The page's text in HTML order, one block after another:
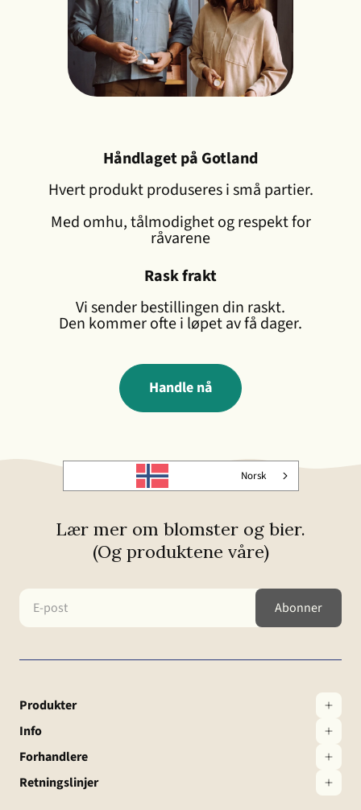
Håndlaget på Gotland
Hvert produkt produseres i små partier.
Med omhu, tålmodighet og respekt for
råvarene
Rask frakt
Vi sender bestillingen din raskt.
Den kommer ofte i løpet av få dager.
Handle nå
Norsk
Lær mer om blomster og bier.
(Og produktene våre)
Produkter
Info
Forhandlere
Retningslinjer